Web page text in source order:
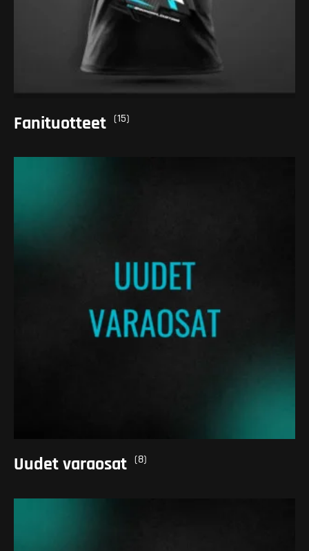
Fanituotteet (15)
Uudet varaosat (8)